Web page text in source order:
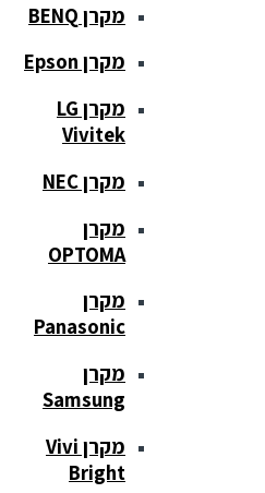
מקרן BENQ
מקרן Epson
מקרן LG
Vivitek
מקרן NEC
מקרן
OPTOMA
מקרן
Panasonic
מקרן
Samsung
מקרן Vivi
Bright